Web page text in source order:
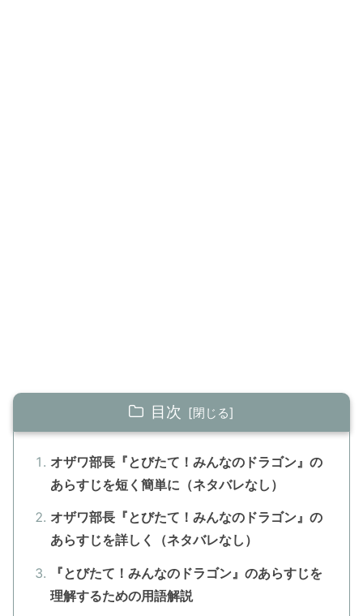
目次
オザワ部長『とびたて！みんなのドラゴン』の
あらすじを短く簡単に（ネタバレなし）
オザワ部長『とびたて！みんなのドラゴン』の
あらすじを詳しく（ネタバレなし）
『とびたて！みんなのドラゴン』のあらすじを
理解するための用語解説